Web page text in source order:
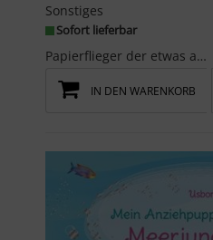
Sonstiges
Sofort lieferbar
Papierflieger der etwas anderen ArtPapierflieger der etwas anderen Art 100 Motivbögen für drachen...
IN DEN WARENKORB